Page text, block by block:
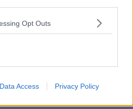
Opt Outs
Data Access Privacy Policy
SENDEN